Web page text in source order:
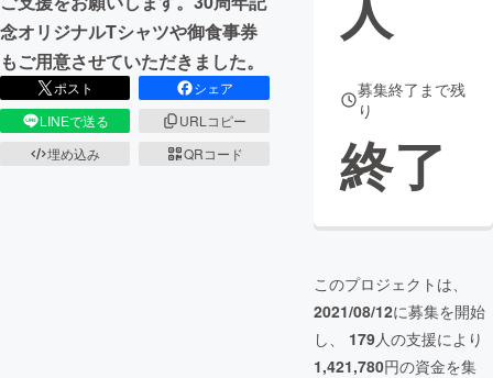
念オリジナルTシャツや御食事券
もご用意させていただきました。
ポスト
シェア
LINEで送る
URLコピー
埋め込み
QRコード
募集終了まで残
り
終了
このプロジェクトは、
2021/08/12に募集を開始
し、 179人の支援により
1,421,780円の資金を集